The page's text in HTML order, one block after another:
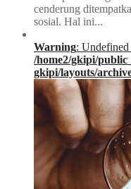
cenderung
sosial. Hal ini...
Warning:
/home2/gkipi/
gkipi/layouts/